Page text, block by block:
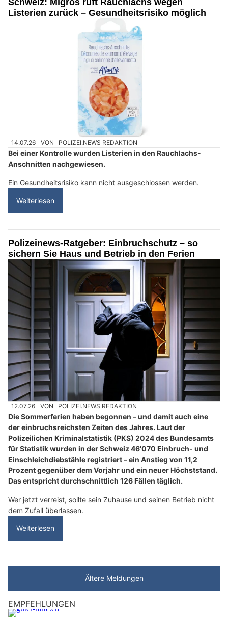
Listerien zurück – Gesundheitsrisiko möglich
14.07.26 VON POLIZEI.NEWS REDAKTION
Bei einer Kontrolle wurden Listerien in den Rauchlachs-
Anschnitten nachgewiesen.
Ein Gesundheitsrisiko kann nicht ausgeschlossen werden.
Weiterlesen
Polizeinews-Ratgeber: Einbruchschutz – so
sichern Sie Haus und Betrieb in den Ferien
12.07.26 VON POLIZEI.NEWS REDAKTION
Die Sommerferien haben begonnen – und damit auch eine
der einbruchsreichsten Zeiten des Jahres. Laut der
Polizeilichen Kriminalstatistik (PKS) 2024 des Bundesamts
für Statistik wurden in der Schweiz 46'070 Einbruch- und
Einschleichdiebstähle registriert – ein Anstieg von 11,2
Prozent gegenüber dem Vorjahr und ein neuer Höchststand.
Das entspricht durchschnittlich 126 Fällen täglich.
Wer jetzt verreist, sollte sein Zuhause und seinen Betrieb nicht
dem Zufall überlassen.
Weiterlesen
Ältere Meldungen
EMPFEHLUNGEN